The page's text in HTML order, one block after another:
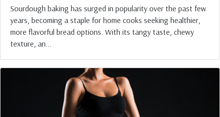
Sourdough baking has surged in popularity over the past few
years, becoming a staple for home cooks seeking healthier,
more flavorful bread options. With its tangy taste, chewy
texture, an...